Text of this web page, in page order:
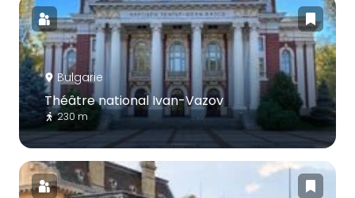
Bulgarie
Théâtre national Ivan-Vazov
230 m